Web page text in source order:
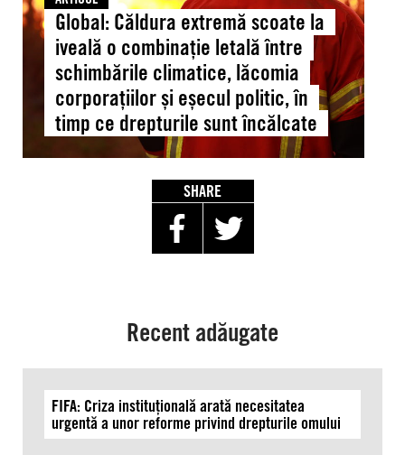
letală
între
schimbările
climatice,
lăcomia
corporațiilor
Global: Căldura extremă scoate la
iveală o combinație letală între
schimbările climatice, lăcomia
corporațiilor și eșecul politic, în
timp ce drepturile sunt încălcate
SHARE
Recent adăugate
FIFA: Criza instituțională arată necesitatea
urgentă a unor reforme privind drepturile omului